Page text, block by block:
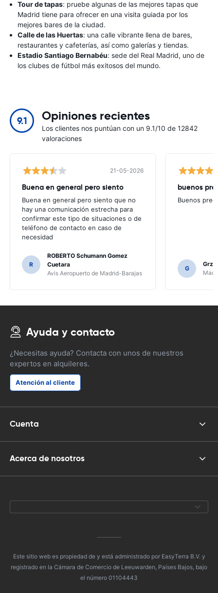
Tour de tapas: pruebe algunas de las mejores tapas que
Madrid tiene para ofrecer en una visita guiada por los
mejores bares de la ciudad.
Calle de las Huertas: una calle vibrante llena de bares,
restaurantes y cafeterías, así como galerías y tiendas.
Estadio Santiago Bernabéu: sede del Real Madrid, uno de
los clubes de fútbol más exitosos del mundo.
9.1 Opiniones recientes
Los clientes nos puntúan con un 9.1/10 de 12842
valoraciones
21-05-2026
Buena en general pero siento
Buena en general pero siento que no
hay una comunicación estrecha para
confirmar este tipo de situaciones o de
teléfono de contacto en caso de
necesidad
R
ROBERTO Schumann Gomez
Cuetara
Avis Aeropuerto de Madrid-Barajas
buenos
Buenos
G
Ayuda y contacto
¿Necesitas ayuda? Contacta con unos de nuestros
expertos en alquileres.
Atención al cliente
Cuenta
Acerca de nosotros
Este sitio web es propiedad de y está administrado por EasyTerra B.V. y
registrado en la Cámara de Comercio de Leeuwarden, Países Bajos, bajo
el número 01104443